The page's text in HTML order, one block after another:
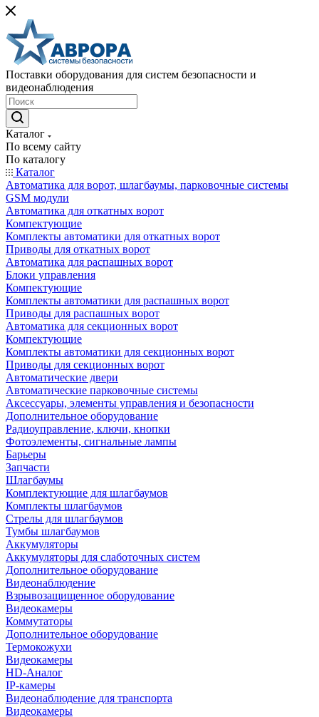
Поставки оборудования для систем безопасности и
видеонаблюдения
Каталог
По всему сайту
По каталогу
Каталог
Автоматика для ворот, шлагбаумы, парковочные системы
GSM модули
Автоматика для откатных ворот
Компектующие
Комплекты автоматики для откатных ворот
Приводы для откатных ворот
Автоматика для распашных ворот
Блоки управления
Компектующие
Комплекты автоматики для распашных ворот
Приводы для распашных ворот
Автоматика для секционных ворот
Компектующие
Комплекты автоматики для секционных ворот
Приводы для секционных ворот
Автоматические двери
Автоматические парковочные системы
Аксессуары, элементы управления и безопасности
Дополнительное оборудование
Радиоуправление, ключи, кнопки
Фотоэлементы, сигнальные лампы
Барьеры
Запчасти
Шлагбаумы
Комплектующие для шлагбаумов
Комплекты шлагбаумов
Стрелы для шлагбаумов
Тумбы шлагбаумов
Аккумуляторы
Аккумуляторы для слаботочных систем
Дополнительное оборудование
Видеонаблюдение
Взрывозащищенное оборудование
Видеокамеры
Коммутаторы
Дополнительное оборудование
Термокожухи
Видеокамеры
HD-Аналог
IP-камеры
Видеонаблюдение для транспорта
Видеокамеры